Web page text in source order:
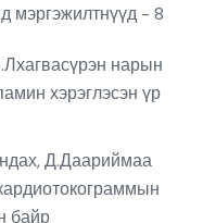
мэргэжилтнүүд - 8
нарын
хэрэглэсэн үр
Д.Даариймаа
байр